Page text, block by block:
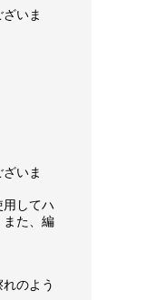
いま
いま
してハ
また、編
のよう